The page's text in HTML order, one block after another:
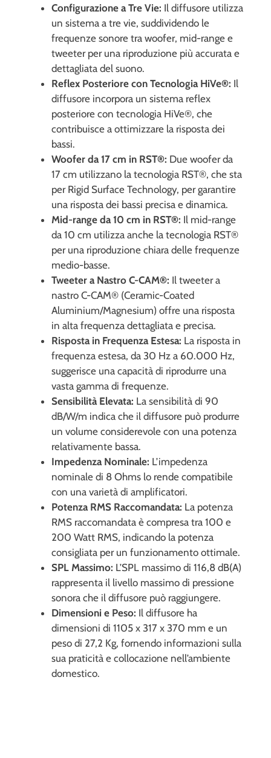
Configurazione a Tre Vie: Il diffusore utilizza
un sistema a tre vie, suddividendo le
frequenze sonore tra woofer, mid-range e
tweeter per una riproduzione più accurata e
dettagliata del suono.
Reflex Posteriore con Tecnologia HiVe®: Il
diffusore incorpora un sistema reflex
posteriore con tecnologia HiVe®, che
contribuisce a ottimizzare la risposta dei
bassi.
Woofer da 17 cm in RST®: Due woofer da
17 cm utilizzano la tecnologia RST®, che sta
per Rigid Surface Technology, per garantire
una risposta dei bassi precisa e dinamica.
Mid-range da 10 cm in RST®: Il mid-range
da 10 cm utilizza anche la tecnologia RST®
per una riproduzione chiara delle frequenze
medio-basse.
Tweeter a Nastro C-CAM®: Il tweeter a
nastro C-CAM® (Ceramic-Coated
Aluminium/Magnesium) offre una risposta
in alta frequenza dettagliata e precisa.
Risposta in Frequenza Estesa: La risposta in
frequenza estesa, da 30 Hz a 60.000 Hz,
suggerisce una capacità di riprodurre una
vasta gamma di frequenze.
Sensibilità Elevata: La sensibilità di 90
dB/W/m indica che il diffusore può produrre
un volume considerevole con una potenza
relativamente bassa.
Impedenza Nominale: L’impedenza
nominale di 8 Ohms lo rende compatibile
con una varietà di amplificatori.
Potenza RMS Raccomandata: La potenza
RMS raccomandata è compresa tra 100 e
200 Watt RMS, indicando la potenza
consigliata per un funzionamento ottimale.
SPL Massimo: L’SPL massimo di 116,8 dB(A)
rappresenta il livello massimo di pressione
sonora che il diffusore può raggiungere.
Dimensioni e Peso: Il diffusore ha
dimensioni di 1105 x 317 x 370 mm e un
peso di 27,2 Kg, fornendo informazioni sulla
sua praticità e collocazione nell’ambiente
domestico.